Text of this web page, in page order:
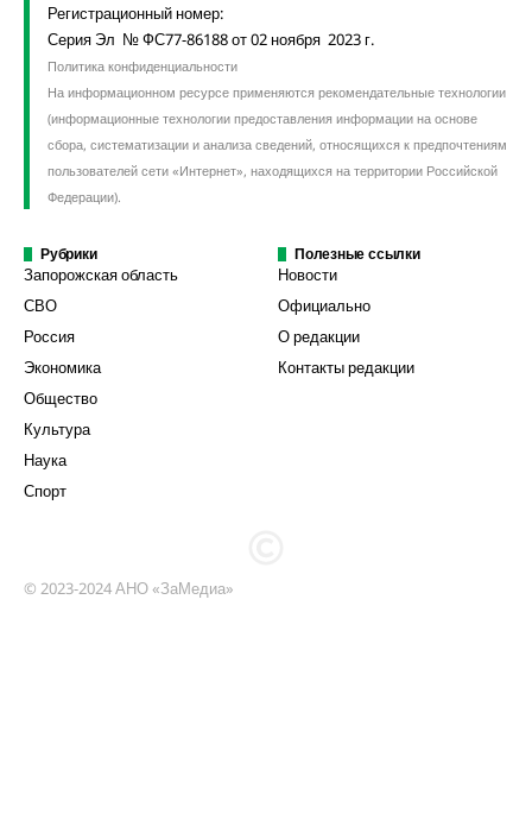
Регистрационный номер:
Серия Эл № ФС77-86188 от 02 ноября 2023 г.
Политика конфиденциальности
На информационном ресурсе применяются рекомендательные технологии
(информационные технологии предоставления информации на основе
сбора, систематизации и анализа сведений, относящихся к предпочтениям
пользователей сети «Интернет», находящихся на территории Российской
Федерации).
Рубрики
Запорожская область
СВО
Россия
Экономика
Общество
Культура
Наука
Спорт
Полезные ссылки
Новости
Официально
О редакции
Контакты редакции
© 2023-2024 АНО «ЗаМедиа»